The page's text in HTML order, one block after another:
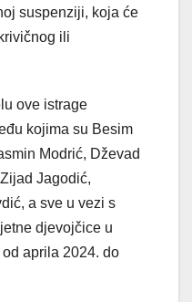
suspenziji, koja će
ili
ove istrage
kojima su Besim
Modrić, Dževad
Jagodić,
a sve u vezi s
djevojčice u
aprila 2024. do